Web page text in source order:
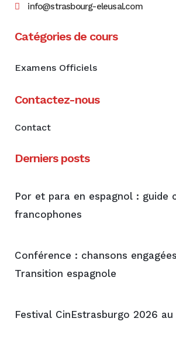
info@strasbourg-eleusal.com
Catégories de cours
Examens Officiels
Contactez-nous
Contact
Derniers posts
Por et para en espagnol : guide
francophones
Conférence : chansons
Transition espagnole
Festival CinEstrasburgo 2026 au